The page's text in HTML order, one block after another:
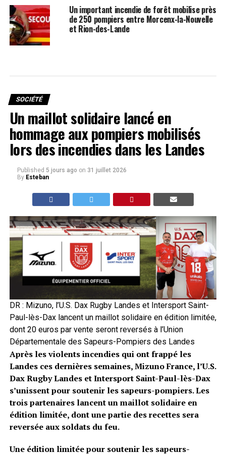
Un important incendie de forêt mobilise près
de 250 pompiers entre Morcenx-la-Nouvelle
et Rion-des-Lande
SOCIÉTÉ
Un maillot solidaire lancé en
hommage aux pompiers mobilisés
lors des incendies dans les Landes
Published 5 jours ago on 31 juillet 2026
By Esteban
DR : Mizuno, l’U.S. Dax Rugby Landes et Intersport Saint-
Paul-lès-Dax lancent un maillot solidaire en édition limitée,
dont 20 euros par vente seront reversés à l’Union
Départementale des Sapeurs-Pompiers des Landes
Après les violents incendies qui ont frappé les
Landes ces dernières semaines, Mizuno France, l’U.S.
Dax Rugby Landes et Intersport Saint-Paul-lès-Dax
s’unissent pour soutenir les sapeurs-pompiers. Les
trois partenaires lancent un maillot solidaire en
édition limitée, dont une partie des recettes sera
reversée aux soldats du feu.
Une édition limitée pour soutenir les sapeurs-